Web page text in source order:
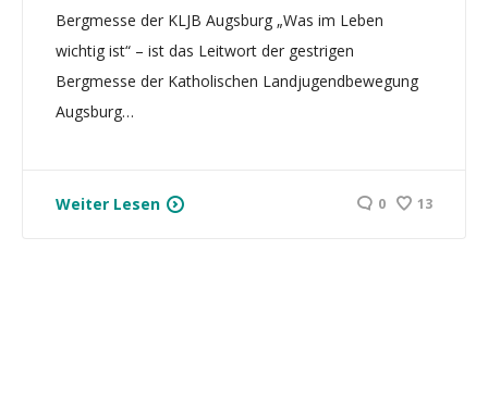
Bergmesse der KLJB Augsburg „Was im Leben
wichtig ist“ – ist das Leitwort der gestrigen
Bergmesse der Katholischen Landjugendbewegung
Augsburg…
Weiter Lesen 0 13